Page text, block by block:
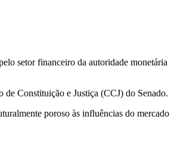
setor financeiro da autoridade monetária
de Constituição e Justiça (CCJ) do Senado.
poroso às influências do mercado